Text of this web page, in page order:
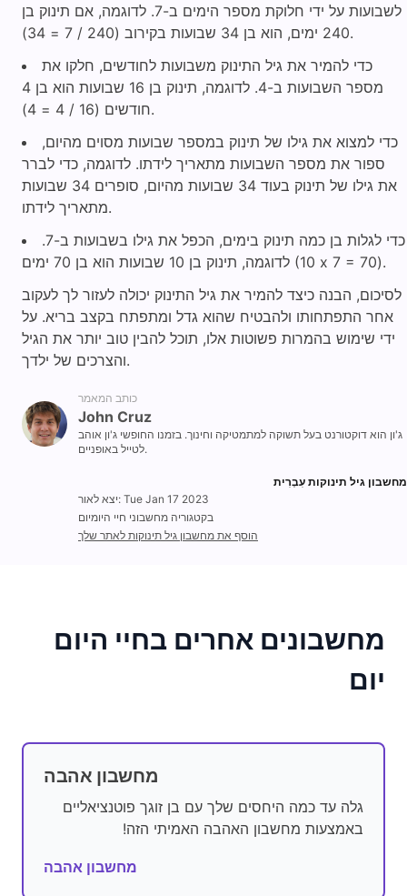
לשבועות על ידי חלוקת מספר הימים ב-7. לדוגמה, אם תינוק בן
240 ימים, הוא בן 34 שבועות בקירוב (240 / 7 = 34).
כדי להמיר את גיל התינוק משבועות לחודשים, חלקו את
מספר השבועות ב-4. לדוגמה, תינוק בן 16 שבועות הוא בן 4
חודשים (16 / 4 = 4).
כדי למצוא את גילו של תינוק במספר שבועות מסוים מהיום,
ספור את מספר השבועות מתאריך לידתו. לדוגמה, כדי לברר
את גילו של תינוק בעוד 34 שבועות מהיום, סופרים 34 שבועות
מתאריך לידתו.
כדי לגלות בן כמה תינוק בימים, הכפל את גילו בשבועות ב-7.
לדוגמה, תינוק בן 10 שבועות הוא בן 70 ימים (10 x 7 = 70).
לסיכום, הבנה כיצד להמיר את גיל התינוק יכולה לעזור לך לעקוב
אחר התפתחותו ולהבטיח שהוא גדל ומתפתח בקצב בריא. על
ידי שימוש בהמרות פשוטות אלו, תוכל להבין טוב יותר את הגיל
והצרכים של ילדך.
כותב המאמר
John Cruz
ג'ון הוא דוקטורנט בעל תשוקה למתמטיקה וחינוך. בזמנו החופשי ג'ון אוהב
לטייל באופניים.
מחשבון גיל תינוקות עִבְרִית‎
יצא לאור: Tue Jan 17 2023
בקטגוריה מחשבוני חיי היומיום
הוסף את מחשבון גיל תינוקות לאתר שלך
מחשבונים אחרים בחיי היום
יום
מחשבון אהבה
גלה עד כמה היחסים שלך עם בן זוגך פוטנציאליים
באמצעות מחשבון האהבה האמיתי הזה!
מחשבון אהבה